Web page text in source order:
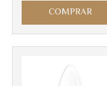
COMPRAR